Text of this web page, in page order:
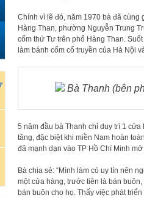
Chính vì lẽ đó, năm 1970 bà đã
Hàng Than, phường Nguyễn Trung
cốm thứ Tư trên phố Hàng Than.
làm bánh cốm cổ truyền của Hà Nội
Bà Thanh (bên
5 năm đầu bà Thanh chỉ duy trì 1
tăng, đặc biệt khi miền Nam hoàn
đã mạnh dạn vào TP Hồ Chí Minh
Bà chia sẻ: “Mình làm có uy tín nên
một cửa hàng, trước tiên là bán
bán buôn cho họ. Thấy việc phát